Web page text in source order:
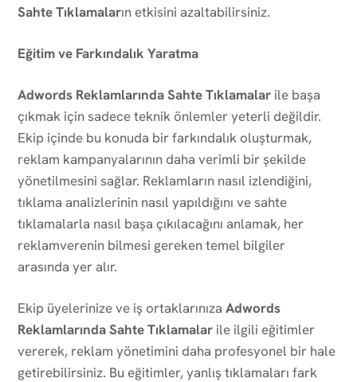
Sahte Tıklamaların etkisini azaltabilirsiniz.
Eğitim ve Farkındalık Yaratma
Adwords Reklamlarında Sahte Tıklamalar ile başa
çıkmak için sadece teknik önlemler yeterli değildir.
Ekip içinde bu konuda bir farkındalık oluşturmak,
reklam kampanyalarının daha verimli bir şekilde
yönetilmesini sağlar. Reklamların nasıl izlendiğini,
tıklama analizlerinin nasıl yapıldığını ve sahte
tıklamalarla nasıl başa çıkılacağını anlamak, her
reklamverenin bilmesi gereken temel bilgiler
arasında yer alır.
Ekip üyelerinize ve iş ortaklarınıza Adwords
Reklamlarında Sahte Tıklamalar ile ilgili eğitimler
vererek, reklam yönetimini daha profesyonel bir hale
getirebilirsiniz. Bu eğitimler, yanlış tıklamaları fark